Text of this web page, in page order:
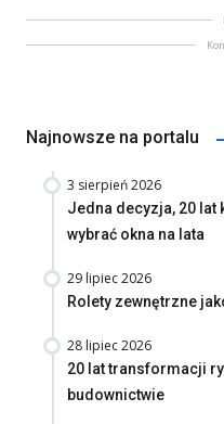
Najnowsze na portalu
3 sierpień 2026
Jedna decyzja, 20
wybrać okna na lata
29 lipiec 2026
Rolety zewnętrzne
28 lipiec 2026
20 lat transformacji
budownictwie